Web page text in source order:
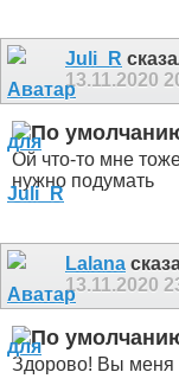
Juli_R
13.11.2020
Ой что-то мне
нужно подумать
Lalana
13.11.2020
Здорово! Вы меня